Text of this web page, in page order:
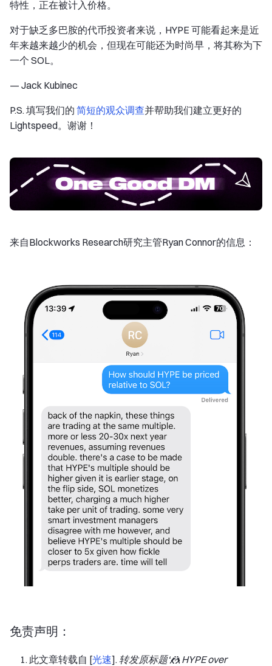
特性，正在被计入价格。
对于缺乏多巴胺的代币投资者来说，HYPE 可能看起来是近
年来越来越少的机会，但现在可能还为时尚早，将其称为下
一个 SOL。
— Jack Kubinec
P.S. 填写我们的 简短的观众调查并帮助我们建立更好的
Lightspeed。谢谢！
来自Blockworks Research研究主管Ryan Connor的信息：
免责声明：
此文章转载自 [光速]. 转发原标题‘🤼 HYPE over